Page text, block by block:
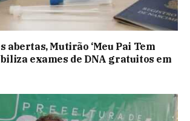
abertas, Mutirão ‘Meu Pai Tem
exames de DNA gratuitos em